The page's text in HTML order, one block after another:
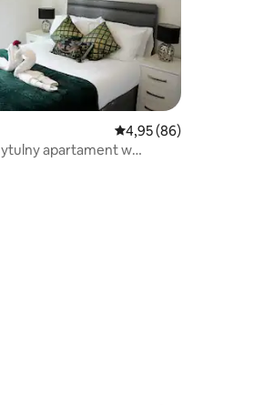
recenzji: 111
Średnia ocena: 4,95
4,95 (86)
apartament w